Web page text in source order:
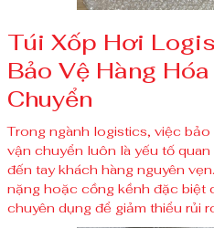
Túi Xốp Hơi
Bảo Vệ Hàng
Chuyển
Trong ngành logistics, việc
vận chuyển luôn là yếu tố
đến tay khách hàng nguyên
nặng hoặc cồng kềnh đặc biệt
chuyên dụng để giảm thiểu rủi